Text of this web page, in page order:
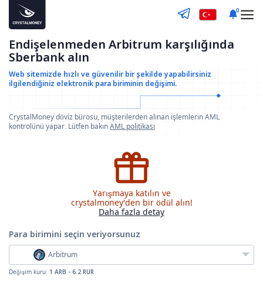
0
Endişelenmeden Arbitrum karşılığında
Sberbank alın
Web sitemizde hızlı ve güvenilir bir şekilde yapabilirsiniz
ilgilendiğiniz elektronik para biriminin değişimi.
CrystalMoney döviz bürosu, müşterilerden alınan işlemlerin AML
kontrolünü yapar. Lütfen bakınAML politikası
Yarışmaya katılın ve
crystalmoney'den bir ödül alın!
Daha fazla detay
Para birimini seçin veriyorsunuz
Arbitrum
Değişim kuru: 1 ARB - 6.2 RUR